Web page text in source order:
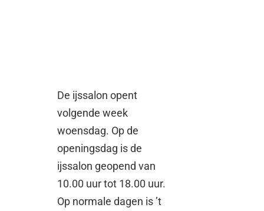
De ijssalon opent
volgende week
woensdag. Op de
openingsdag is de
ijssalon geopend van
10.00 uur tot 18.00 uur.
Op normale dagen is ’t